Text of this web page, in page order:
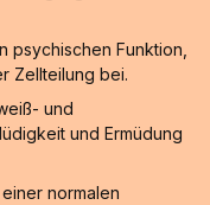
psychischen Funktion,
Zellteilung bei.
und
und Ermüdung
normalen